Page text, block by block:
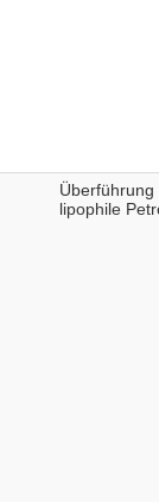
Überführung
lipophile